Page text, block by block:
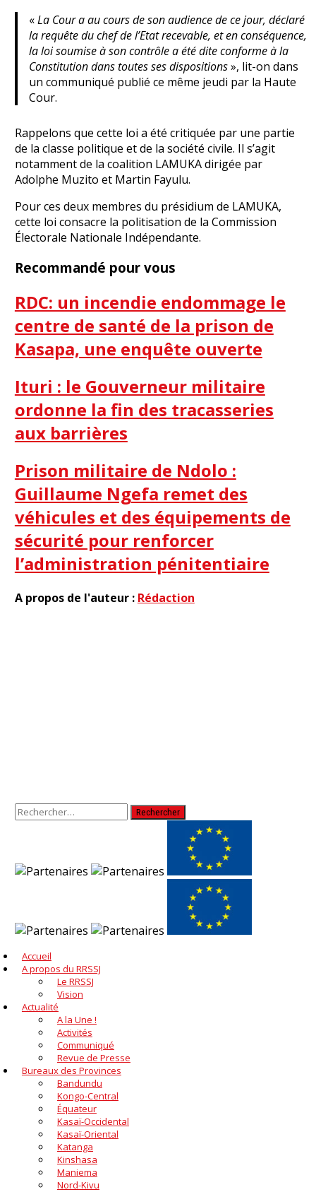
«La Cour a au cours de son audience de ce jour, déclaré
la requête du chef de l’Etat recevable, et en conséquence,
la loi soumise à son contrôle a été dite conforme à la
Constitution dans toutes ses dispositions», lit-on dans
un communiqué publié ce même jeudi par la Haute
Cour.
Rappelons que cette loi a été critiquée par une partie
de la classe politique et de la société civile. Il s’agit
notamment de la coalition LAMUKA dirigée par
Adolphe Muzito et Martin Fayulu.
Pour ces deux membres du présidium de LAMUKA,
cette loi consacre la politisation de la Commission
Électorale Nationale Indépendante.
Recommandé pour vous
RDC: un incendie endommage le
centre de santé de la prison de
Kasapa, une enquête ouverte
Ituri : le Gouverneur militaire
ordonne la fin des tracasseries
aux barrières
Prison militaire de Ndolo :
Guillaume Ngefa remet des
véhicules et des équipements de
sécurité pour renforcer
l’administration pénitentiaire
A propos de l'auteur : Rédaction
Rechercher :
Accueil
A propos du RRSSJ
Le RRSSJ
Vision
Actualité
A la Une !
Activités
Communiqué
Revue de Presse
Bureaux des Provinces
Bandundu
Kongo-Central
Équateur
Kasaï-Occidental
Kasaï-Oriental
Katanga
Kinshasa
Maniema
Nord-Kivu